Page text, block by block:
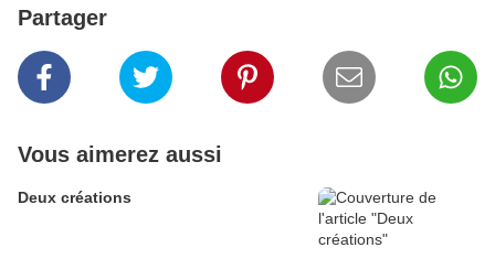
Partager
Vous aimerez aussi
Deux créations